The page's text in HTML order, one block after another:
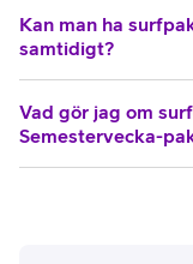
Kan man ha
samtidigt?
Vad gör jag om
Semestervecka-